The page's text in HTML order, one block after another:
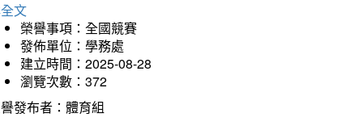
文
榮譽事項：全國競賽
發佈單位：學務處
建立時間：2025-08-28
瀏覽次數：372
發布者：體育組